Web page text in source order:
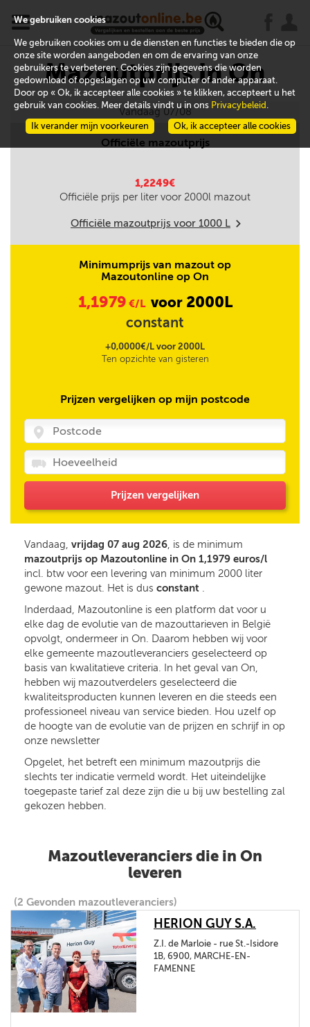
x
Mazoutprijs in On
Vandaag 07/08
Officiële mazoutprijs
1,2249€
Officiële prijs per liter voor 2000l mazout
Officiële mazoutprijs voor 1000 L m
Minimumprijs van mazout op
Mazoutonline op On
1,1979 €/L voor 2000L
constant
+0,0000€/L voor 2000L
Ten opzichte van gisteren
Prijzen vergelijken op mijn postcode
Prijzen vergelijken
Vandaag, vrijdag 07 aug 2026, is de minimum
mazoutprijs op Mazoutonline in On 1,1979 euros/l
incl. btw voor een levering van minimum 2000 liter
gewone mazout. Het is dus constant .
Inderdaad, Mazoutonline is een platform dat voor u
elke dag de evolutie van de mazouttarieven in België
opvolgt, ondermeer in On. Daarom hebben wij voor
elke gemeente mazoutleveranciers geselecteerd op
basis van kwalitatieve criteria. In het geval van On,
hebben wij mazoutverdelers geselecteerd die
kwaliteitsproducten kunnen leveren en die steeds een
professioneel niveau van service bieden. Hou uzelf op
de hoogte van de evolutie van de prijzen en schrijf in op
onze newsletter
Opgelet, het betreft een minimum mazoutprijs die
slechts ter indicatie vermeld wordt. Het uiteindelijke
toegepaste tarief zal deze zijn die u bij uw bestelling zal
gekozen hebben.
Mazoutleveranciers die in On
leveren
(2 Gevonden mazoutleveranciers)
HERION GUY S.A.
Z.I. de Marloie - rue St.-Isidore
1B, 6900, MARCHE-EN-
FAMENNE
We gebruiken cookies
We gebruiken cookies om u de diensten en functies te bieden die op
onze site worden aangeboden en om de ervaring van onze
gebruikers te verbeteren. Cookies zijn gegevens die worden
gedownload of opgeslagen op uw computer of ander apparaat.
Door op « Ok, ik accepteer alle cookies » te klikken, accepteert u het
gebruik van cookies. Meer details vindt u in ons Privacybeleid .
Ok, ik accepteer alle cookies
Ik verander mijn voorkeuren